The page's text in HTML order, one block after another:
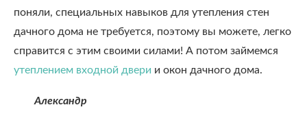
поняли, специальных навыков для утепления стен
дачного дома не требуется, поэтому вы можете, легко
справится с этим своими силами! А потом займемся
утеплением входной двери и окон дачного дома.
Александр